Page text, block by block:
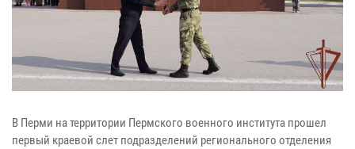
В Перми на территории Пермского военного института прошел
первый краевой слет подразделений регионального отделения